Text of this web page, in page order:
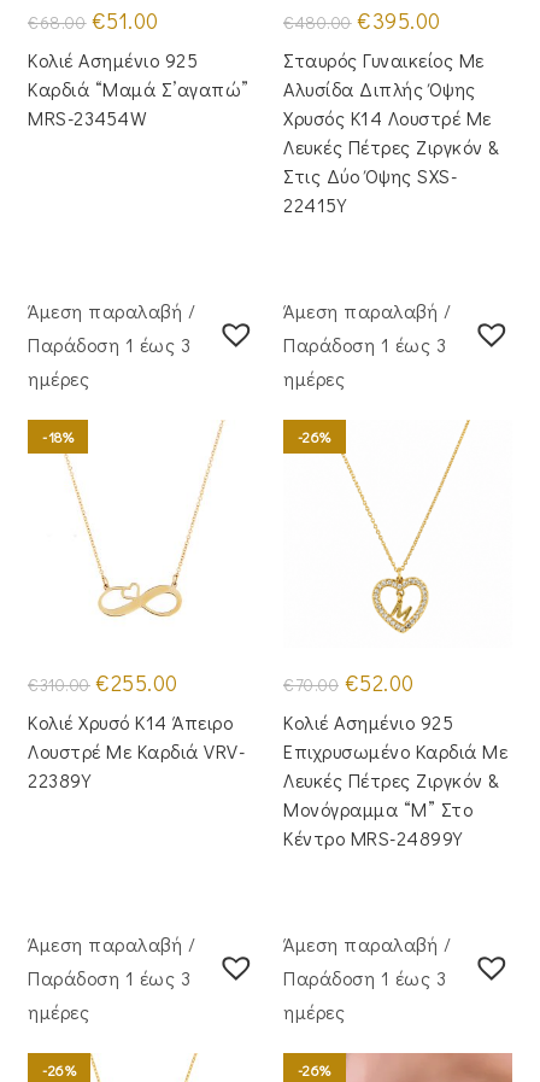
€68.00 Original
price
€68.00.
€51.00
τιμή
είναι:
€51.00.
Κολιέ Ασημένιο 925
Καρδιά “Μαμά Σ’αγαπώ”
MRS-23454W
€480.00 Original
price
was:
€480.00.
€395.00
τιμή
είναι:
€395.00.
Σταυρός Γυναικείος Με
Αλυσίδα Διπλής Όψης
Χρυσός Κ14 Λουστρέ Με
Λευκές Πέτρες Ζιργκόν &
Στις Δύο Όψης SXS-
22415Y
Άμεση παραλαβή /
Παράδoση 1 έως 3
ημέρες
-18%
€310.00 Original
price
was:
€310.00.
€255.00
τιμή
είναι:
€255.00.
Κολιέ Χρυσό Κ14 Άπειρο
Λουστρέ Με Καρδιά VRV-
22389Y
Άμεση παραλαβή /
Παράδoση 1 έως 3
ημέρες
-26%
€70.00 Original
price
€70.00.
€52.00
τιμή
είναι:
€52.00.
Κολιέ Ασημένιο 925
Επιχρυσωμένο Καρδιά Με
Λευκές Πέτρες Ζιργκόν &
Μονόγραμμα “Μ” Στο
Κέντρο MRS-24899Y
Άμεση παραλαβή /
Παράδoση 1 έως 3
ημέρες
-26%
Άμεση παραλαβή /
Παράδoση 1 έως 3
ημέρες
-26%